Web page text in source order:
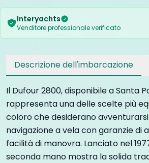
Interyachts
Venditore professionale verificato
Descrizione dell'imbarcazione
Il Dufour 2800, disponibile a Santa
rappresenta una delle scelte più
coloro che desiderano
navigazione a vela con garanzie di
facilità di manovra. Lanciato nel
seconda mano mostra la solida